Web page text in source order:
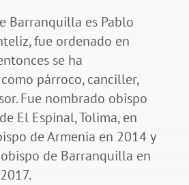
Barranquilla es Pablo
fue ordenado en
se ha
párroco, canciller,
Fue nombrado obispo
El Espinal, Tolima, en
de Armenia en 2014 y
de Barranquilla en